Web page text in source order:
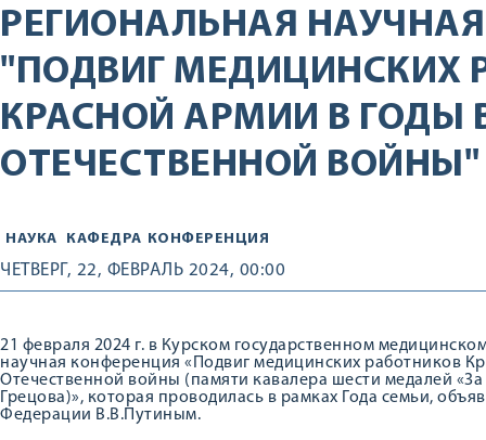
РЕГИОНАЛЬНАЯ
"ПОДВИГ МЕДИЦИНСКИХ
КРАСНОЙ АРМИИ В ГОДЫ
ОТЕЧЕСТВЕННОЙ ВОЙНЫ"
НАУКА КАФЕДРА КОНФЕРЕНЦИЯ
ЧЕТВЕРГ, 22, ФЕВРАЛЬ 2024, 00:00
21 февраля 2024 г. в Курском государственном
научная конференция «Подвиг медицинских работников
Отечественной войны (памяти кавалера шести медалей
Грецова)», которая проводилась в рамках Года семьи,
Федерации В.В.Путиным.